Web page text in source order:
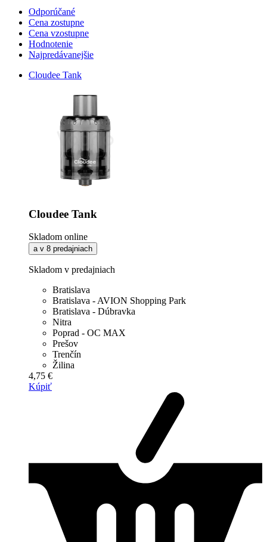
Odporúčané
Cena zostupne
Cena vzostupne
Hodnotenie
Najpredávanejšie
Cloudee Tank
Cloudee Tank
Skladom online
a v 8 predajniach
Skladom v predajniach
Bratislava
Bratislava - AVION Shopping Park
Bratislava - Dúbravka
Nitra
Poprad - OC MAX
Prešov
Trenčín
Žilina
4,75 €
Kúpiť